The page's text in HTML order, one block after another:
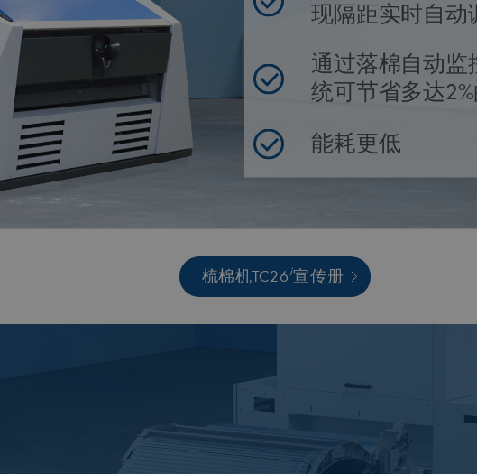
现隔距实时自动
通过落棉自动监
统可节省多达
能耗更低
梳棉机TC26 i宣传册